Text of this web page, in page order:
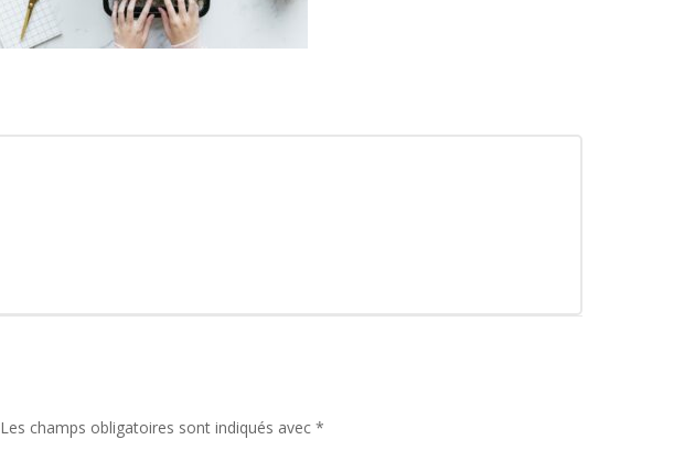
Les champs obligatoires sont indiqués avec *